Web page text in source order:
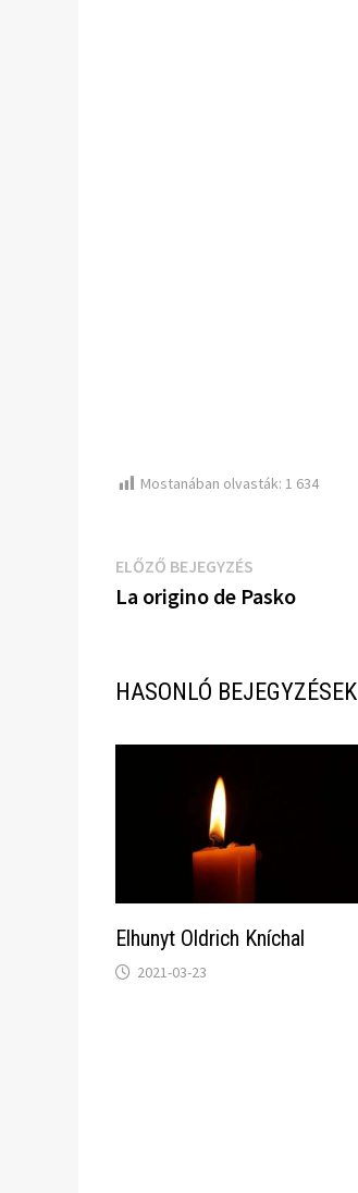
Mostanában olvasták: 1 634
Bejegyzés
navigáció
ELŐZŐ BEJEGYZÉS
bejegyzés:
La origino de Pasko
HASONLÓ BEJEGYZÉSEK
Elhunyt Oldrich Kníchal
2021-03-23